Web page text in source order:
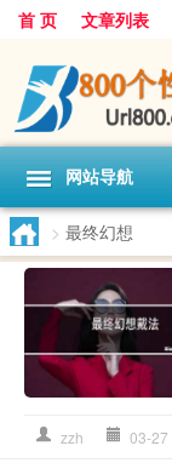
首 页 文章列表
网站导航
> 最终幻想
zzh 03-27